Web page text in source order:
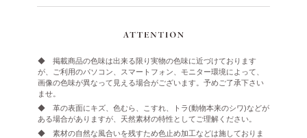
◆ 掲載商品の色味は出来る限り実物の色味に近づけております
が、ご利用のパソコン、スマートフォン、モニター環境によって、
画像の色味が異なって見える場合がございます。予めご了承下さい
ませ。
◆ 革の表面にキズ、色むら、こすれ、トラ(動物本来のシワ)などが
ある場合がありますが、天然素材の特性としてご理解ください。
◆ 素材の自然な風合いを残すため色止め加工などは施しておりま